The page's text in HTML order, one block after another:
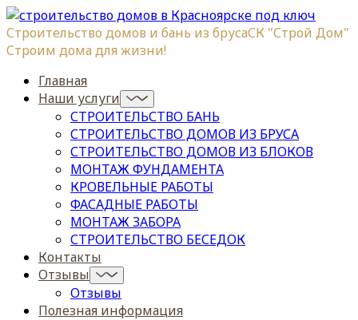
Строительство домов и бань из брусаСК "Строй Дом"
Строим дома для жизни!
Главная
Наши услуги
СТРОИТЕЛЬСТВО БАНЬ
СТРОИТЕЛЬСТВО ДОМОВ ИЗ БРУСА
СТРОИТЕЛЬСТВО ДОМОВ ИЗ БЛОКОВ
МОНТАЖ ФУНДАМЕНТА
КРОВЕЛЬНЫЕ РАБОТЫ
ФАСАДНЫЕ РАБОТЫ
МОНТАЖ ЗАБОРА
СТРОИТЕЛЬСТВО БЕСЕДОК
Контакты
Отзывы
Отзывы
Полезная информация